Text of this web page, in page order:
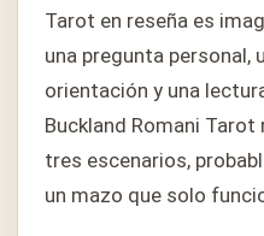
Tarot en reseña es
una pregunta personal,
orientación y una
Buckland Romani Tarot
tres escenarios,
un mazo que solo